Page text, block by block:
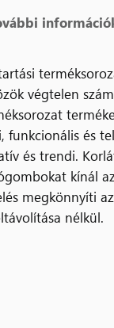
végtelen
funkcionális és
és trendi.
kínál
megkönnyíti
nélkül.